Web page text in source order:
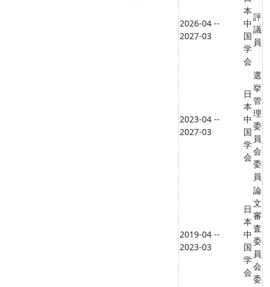
2026-04 --
2027-03
本
中
国
学
会
評
議
員
2023-04 --
2027-03
日
本
中
国
学
会
選
挙
管
理
委
員
会
委
員
2019-04 --
2023-03
日
本
中
国
学
会
論
文
審
査
委
員
会
委